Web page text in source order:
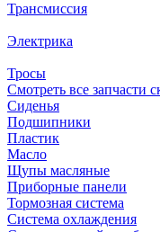
Трансмиссия
Электрика
Тросы
Смотреть все запчасти
Сиденья
Подшипники
Пластик
Масло
Щупы масляные
Приборные панели
Тормозная система
Система охлаждения